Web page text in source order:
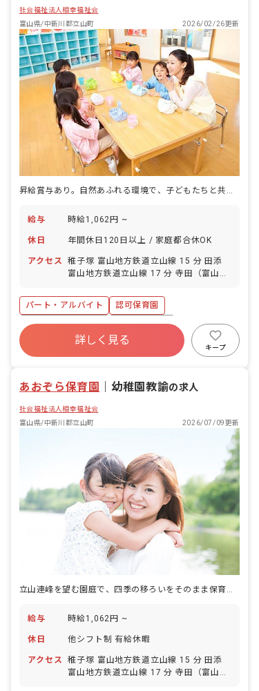
社会福祉法人相幸福祉会
富山県/中新川郡立山町
2026/02/26更新
給与 時給1,062円 ~
休日 年間休日120日以上 / 家庭都合休OK
アクセス
稚子塚 富山地方鉄道立山線 15 分 田添
富山地方鉄道立山線 17 分 寺田（富山）
山地方鉄道立山線 25 分 越中舟橋 富山地
方鉄道本線 29 分
パート・アルバイト
認可保育園
年間休日120日以上
社会保険完備
正社員登用
詳しく見る
キープ
あおぞら保育園 ｜幼稚園教諭の求人
社会福祉法人相幸福祉会
富山県/中新川郡立山町
2026/07/09更新
給与 時給1,062円 ~
休日 他シフト制 有給休暇
アクセス
稚子塚 富山地方鉄道立山線 15 分 田添
富山地方鉄道立山線 17 分 寺田（富山）